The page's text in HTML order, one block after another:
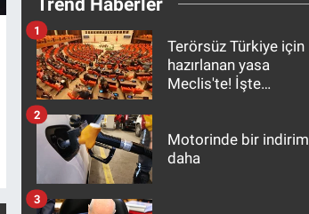
Terörsüz Türkiye için
hazırlanan yasa
Meclis'te! İşte
1
Motorinde bir indirim
daha
2
3